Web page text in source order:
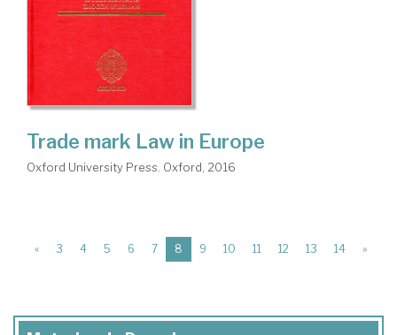
Trade mark Law in Europe
Oxford University Press. Oxford, 2016
« 3 4 5 6 7 8 (current)
9 10 11 12 13 14 »